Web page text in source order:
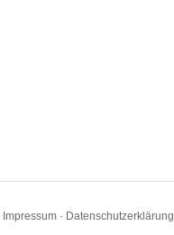
Impressum · Datenschutzerklärung